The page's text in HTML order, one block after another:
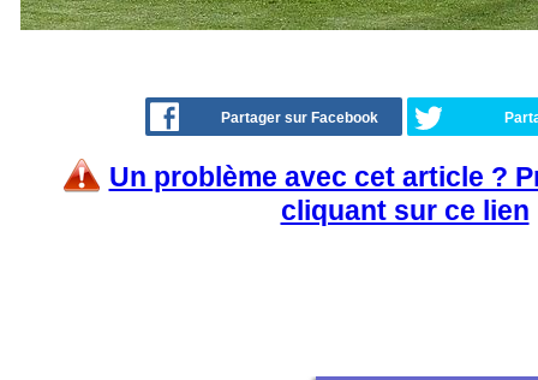
Partager sur Facebook
Un problème avec cet article ?
cliquant sur ce lien